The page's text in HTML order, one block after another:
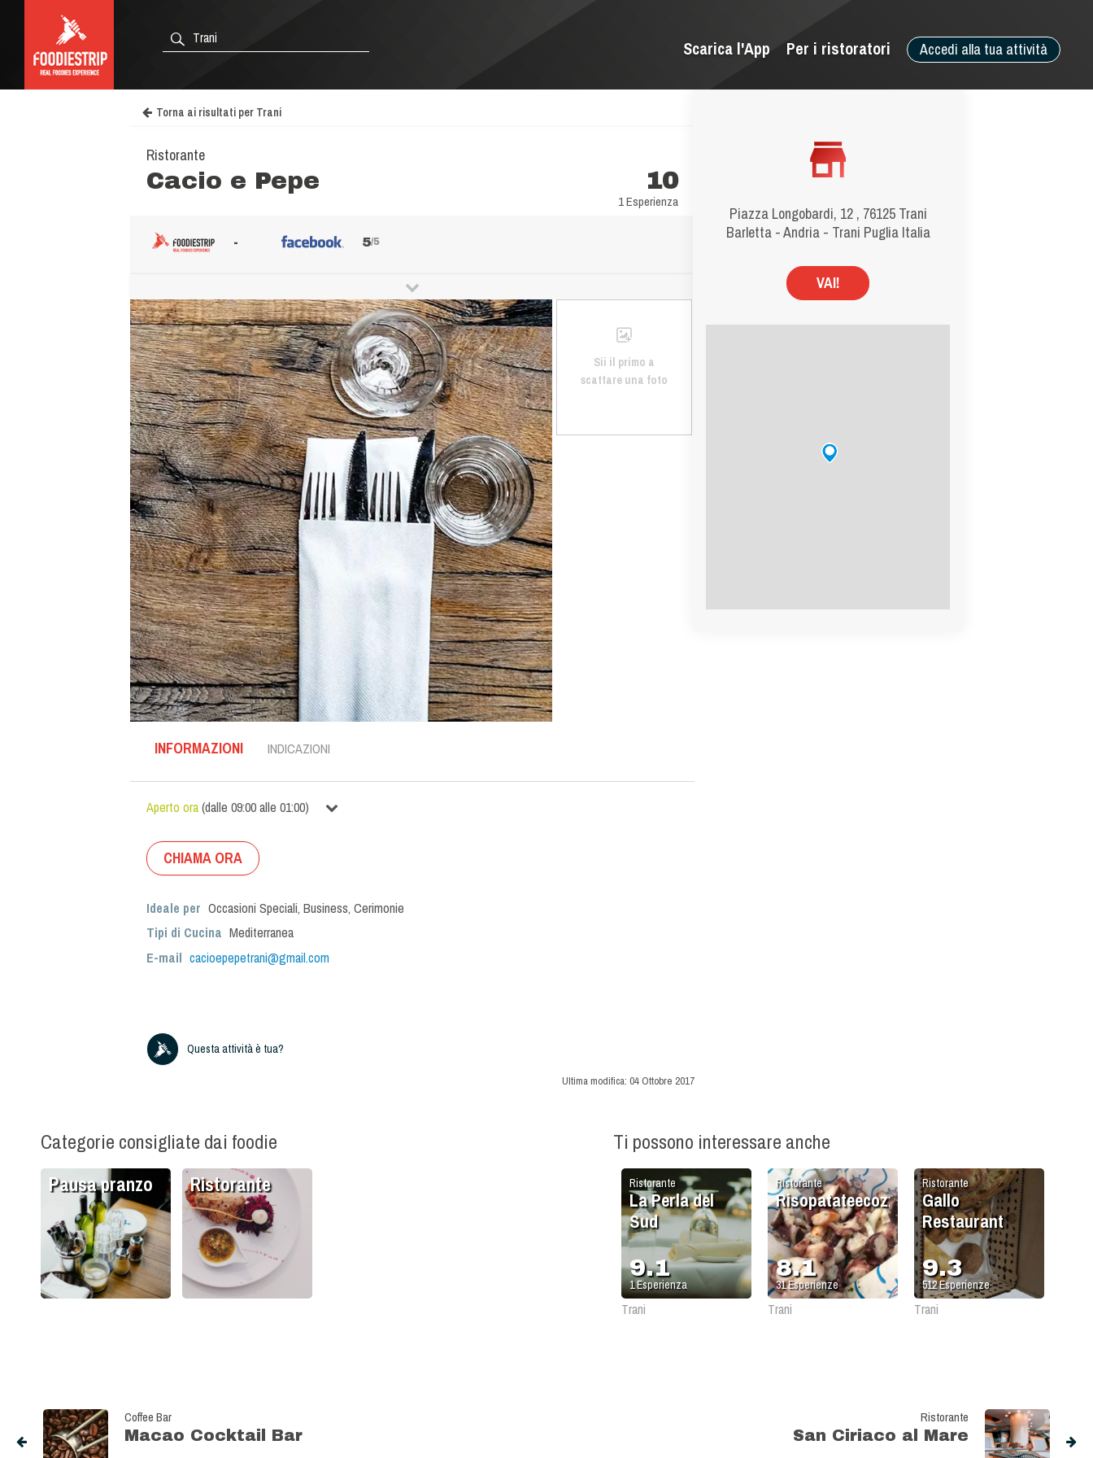
Accedi alla tua attività
Per i ristoratori
Scarica l'App
Piazza Longobardi, 12 , 76125 Trani
Barletta - Andria - Trani Puglia Italia
VAI!
Torna ai risultati per Trani
Ristorante
Cacio e Pepe 10
1 Esperienza
- 5/5
Sii il primo a
scattare una foto
INFORMAZIONI INDICAZIONI
Aperto ora(dalle 09:00alle 01:00)
CHIAMA ORA
Ideale per Occasioni Speciali, Business, Cerimonie
Tipi di Cucina Mediterranea
E-mail cacioepepetrani@gmail.com
Questa attività è tua?
Ultima modifica: 04 Ottobre 2017
Categorie consigliate dai foodie
Pausa pranzo Ristorante
Ti possono interessare anche
Ristorante
Gallo
Restaurant
9.3
512Esperienze
Trani
Ristorante
Risopatateecozze
8.1
31Esperienze
Trani
Ristorante
La Perla del
Sud
9.1
1Esperienza
Trani
Coffee Bar
Macao Cocktail Bar
Ristorante
San Ciriaco al Mare